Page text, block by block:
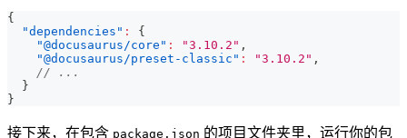
{
"dependencies" :
{
"@docusaurus/core" : "3.10.2" ,
"@docusaurus/preset-classic" : "3.10.2" ,
// ...
}
}
接下来，在包含 package.json 的项目文件夹里，运行你的包